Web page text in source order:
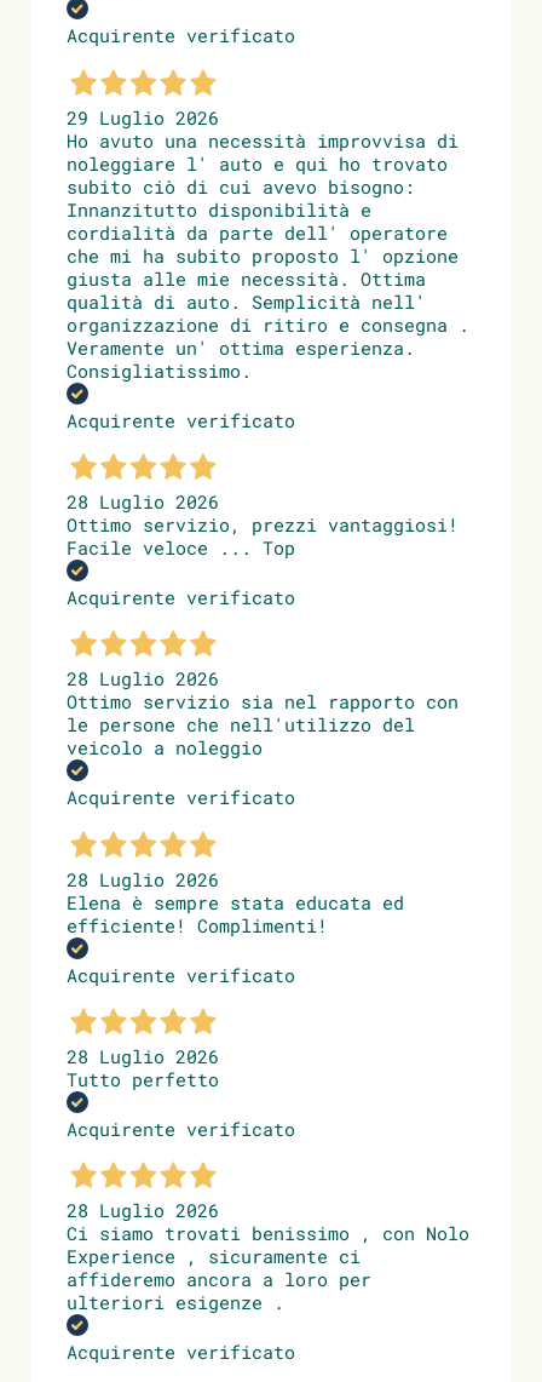
Acquirente verificato
29 Luglio 2026
Ho avuto una necessità improvvisa di
noleggiare l' auto e qui ho trovato
subito ciò di cui avevo bisogno:
Innanzitutto disponibilità e
cordialità da parte dell' operatore
che mi ha subito proposto l' opzione
giusta alle mie necessità. Ottima
qualità di auto. Semplicità nell'
organizzazione di ritiro e consegna .
Veramente un' ottima esperienza.
Consigliatissimo.
Acquirente verificato
28 Luglio 2026
Ottimo servizio, prezzi vantaggiosi!
Facile veloce ... Top
Acquirente verificato
28 Luglio 2026
Ottimo servizio sia nel rapporto con
le persone che nell'utilizzo del
veicolo a noleggio
Acquirente verificato
28 Luglio 2026
Elena è sempre stata educata ed
efficiente! Complimenti!
Acquirente verificato
28 Luglio 2026
Tutto perfetto
Acquirente verificato
28 Luglio 2026
Ci siamo trovati benissimo , con Nolo
Experience , sicuramente ci
affideremo ancora a loro per
ulteriori esigenze .
Acquirente verificato